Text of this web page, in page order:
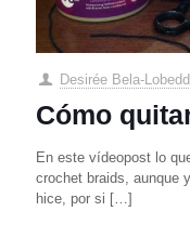
Desirée Bela-
Cómo
En este vídeopost lo
crochet braids, aunque
hice, por si […]